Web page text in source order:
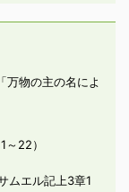
物の主の名によ
22）
ムエル記上3章1